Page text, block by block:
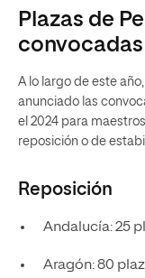
Plazas de
A lo largo de este
anunciado las
el 2024 para
reposición o de
Reposición
Andalucía: 25
Aragón: 80